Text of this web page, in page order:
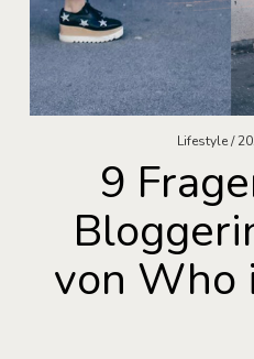
Lifestyle
9
von Who